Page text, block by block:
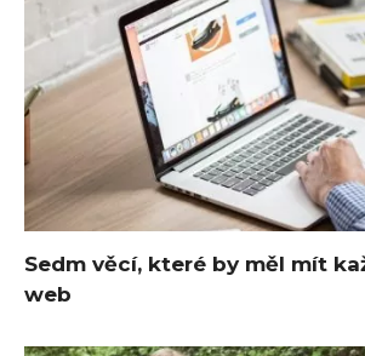
Sedm věcí, které by měl mít
web